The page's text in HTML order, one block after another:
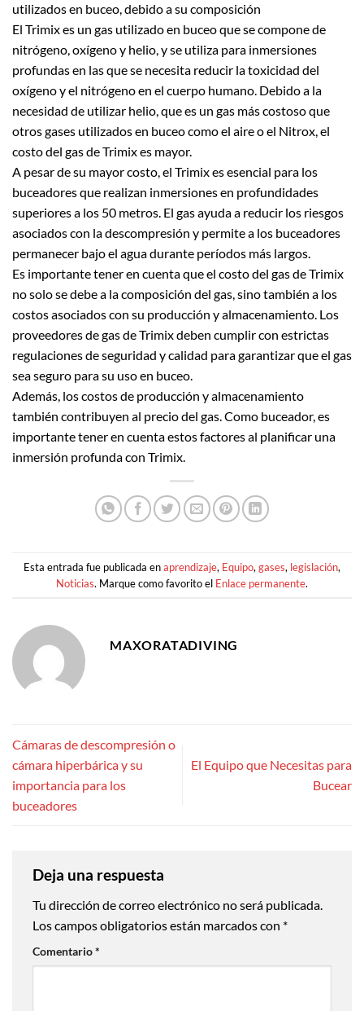
utilizados en buceo, debido a su composición
El Trimix es un gas utilizado en buceo que se compone de
nitrógeno, oxígeno y helio, y se utiliza para inmersiones
profundas en las que se necesita reducir la toxicidad del
oxígeno y el nitrógeno en el cuerpo humano. Debido a la
necesidad de utilizar helio, que es un gas más costoso que
otros gases utilizados en buceo como el aire o el Nitrox, el
costo del gas de Trimix es mayor.
A pesar de su mayor costo, el Trimix es esencial para los
buceadores que realizan inmersiones en profundidades
superiores a los 50 metros. El gas ayuda a reducir los riesgos
asociados con la descompresión y permite a los buceadores
permanecer bajo el agua durante períodos más largos.
Es importante tener en cuenta que el costo del gas de Trimix
no solo se debe a la composición del gas, sino también a los
costos asociados con su producción y almacenamiento. Los
proveedores de gas de Trimix deben cumplir con estrictas
regulaciones de seguridad y calidad para garantizar que el gas
sea seguro para su uso en buceo.
Además, los costos de producción y almacenamiento
también contribuyen al precio del gas. Como buceador, es
importante tener en cuenta estos factores al planificar una
inmersión profunda con Trimix.
Esta entrada fue publicada enaprendizaje, Equipo, gases, legislación,
Noticias. Marque como favorito el Enlace permanente.
MAXORATADIVING
Cámaras de descompresión o
cámara hiperbárica y su
importancia para los
buceadores
El Equipo que Necesitas para
Bucear
Deja una respuesta
Tu dirección de correo electrónico no será publicada.
Los campos obligatorios están marcados con *
Comentario*